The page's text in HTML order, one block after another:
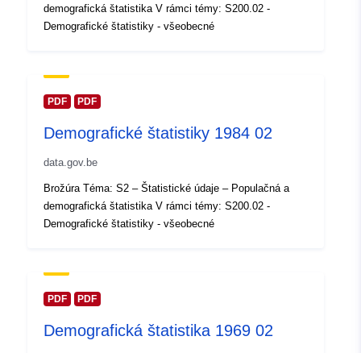
záznam:
2024
Zemepisné
Identifikátory: Q12675#ID
Prístupové práva:
Časové pokrytie:
demografická štatistika V rámci témy: S200.02 -
Demografické štatistiky - všeobecné
PDF PDF
Demografické štatistiky 1984 02
data.gov.be
Brožúra Téma: S2 – Štatistické údaje – Populačná a
demografická štatistika V rámci témy: S200.02 -
Demografické štatistiky - všeobecné
PDF PDF
Demografická štatistika 1969 02